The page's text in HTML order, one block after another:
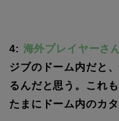
4: 海外プレイヤーさ
ジブのドーム内だと
るんだと思う。これ
たまにドーム内のカ